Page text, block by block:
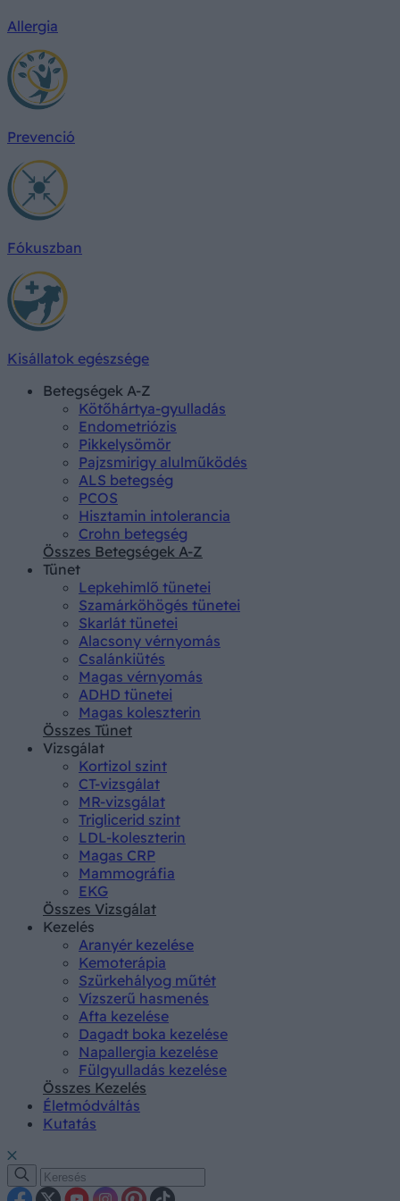
Allergia
Prevenció
Fókuszban
Kisállatok egészsége
Betegségek A-Z
Kötőhártya-gyulladás
Endometriózis
Pikkelysömör
Pajzsmirigy alulműködés
ALS betegség
PCOS
Hisztamin intolerancia
Crohn betegség
Összes Betegségek A-Z
Tünet
Lepkehimlő tünetei
Szamárköhögés tünetei
Skarlát tünetei
Alacsony vérnyomás
Csalánkiütés
Magas vérnyomás
ADHD tünetei
Magas koleszterin
Összes Tünet
Vizsgálat
Kortizol szint
CT-vizsgálat
MR-vizsgálat
Triglicerid szint
LDL-koleszterin
Magas CRP
Mammográfia
EKG
Összes Vizsgálat
Kezelés
Aranyér kezelése
Kemoterápia
Szürkehályog műtét
Vízszerű hasmenés
Afta kezelése
Dagadt boka kezelése
Napallergia kezelése
Fülgyulladás kezelése
Összes Kezelés
Életmódváltás
Kutatás